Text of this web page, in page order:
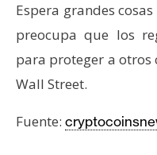
C
o
n
a
Espera grandes
preocupa que los
para proteger a otros
Wall Street.
Fuente: